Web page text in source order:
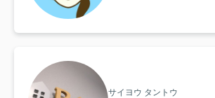
サイヨウ タントウ